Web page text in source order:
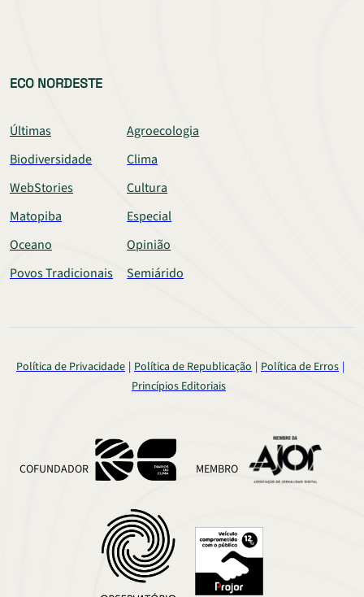
ECO NORDESTE
Últimas
Agroecologia
Biodiversidade
Clima
WebStories
Cultura
Matopiba
Especial
Oceano
Opinião
Povos Tradicionais
Semiárido
Política de Privacidade Política de Republicação Política de Erros
Princípios Editoriais
COFUNDADOR MEMBRO